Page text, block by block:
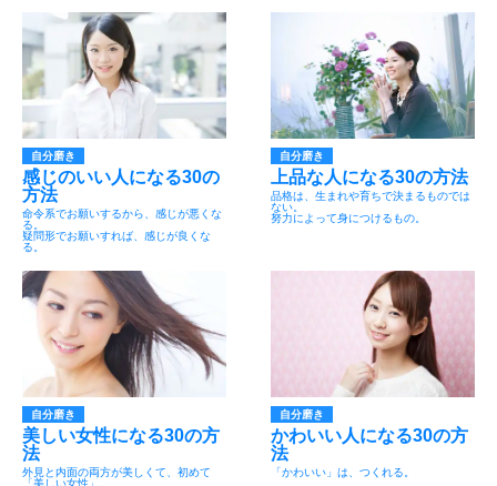
自分磨き
感じのいい人になる30の
方法
命令系でお願いするから、感じが悪くな
る。
疑問形でお願いすれば、感じが良くな
る。
自分磨き
上品な人になる30の方法
品格は、生まれや育ちで決まるものでは
ない。
努力によって身につけるもの。
自分磨き
美しい女性になる30の方
法
外見と内面の両方が美しくて、初めて
「美しい女性」。
自分磨き
かわいい人になる30の方
法
「かわいい」は、つくれる。